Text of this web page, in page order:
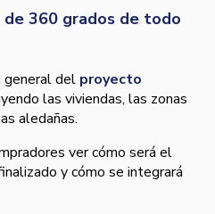
360 grados de todo
general del proyecto
las viviendas, las zonas
aledañas.
ver cómo será el
y cómo se integrará